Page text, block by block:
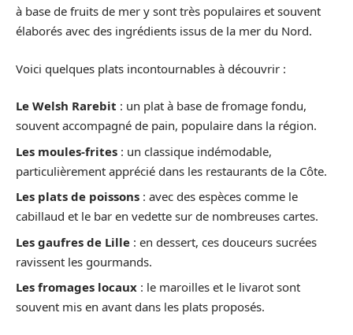
à base de fruits de mer y sont très populaires et souvent
élaborés avec des ingrédients issus de la mer du Nord.
Voici quelques plats incontournables à découvrir :
Le Welsh Rarebit : un plat à base de fromage fondu,
souvent accompagné de pain, populaire dans la région.
Les moules-frites : un classique indémodable,
particulièrement apprécié dans les restaurants de la Côte.
Les plats de poissons : avec des espèces comme le
cabillaud et le bar en vedette sur de nombreuses cartes.
Les gaufres de Lille : en dessert, ces douceurs sucrées
ravissent les gourmands.
Les fromages locaux : le maroilles et le livarot sont
souvent mis en avant dans les plats proposés.